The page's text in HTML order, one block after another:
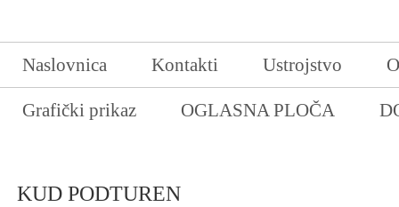
Naslovnica Kontakti Ustrojstvo
Grafički prikaz OGLASNA PLOČA
KUD PODTUREN